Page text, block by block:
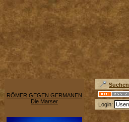
RÖMER GEGEN GERMANEN
Die Marser
Suchen
Login: